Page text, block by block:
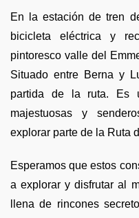
En la estación de tren
bicicleta eléctrica y
pintoresco valle del
Situado entre Berna y
partida de la ruta. Es
majestuosas y
explorar parte de la Ruta
Esperamos que estos
a explorar y disfrutar al
llena de rincones